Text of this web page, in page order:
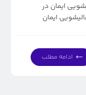
ایمان در
ایمان
ادامه مطلب